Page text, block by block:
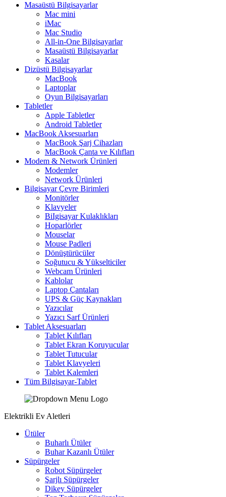
Masaüstü Bilgisayarlar
Mac mini
iMac
Mac Studio
All-in-One Bilgisayarlar
Masaüstü Bilgisayarlar
Kasalar
Dizüstü Bilgisayarlar
MacBook
Laptoplar
Oyun Bilgisayarları
Tabletler
Apple Tabletler
Android Tabletler
MacBook Aksesuarları
MacBook Şarj Cihazları
MacBook Çanta ve Kılıfları
Modem & Network Ürünleri
Modemler
Network Ürünleri
Bilgisayar Çevre Birimleri
Monitörler
Klavyeler
BiIgisayar Kulaklıkları
Hoparlörler
Mouselar
Mouse Padleri
Dönüştürücüler
Soğutucu & Yükselticiler
Webcam Ürünleri
Kablolar
Laptop Çantaları
UPS & Güç Kaynakları
Yazıcılar
Yazıcı Sarf Ürünleri
Tablet Aksesuarları
Tablet Kılıfları
Tablet Ekran Koruyucular
Tablet Tutucular
Tablet Klavyeleri
Tablet Kalemleri
Tüm Bilgisayar-Tablet
Elektrikli Ev Aletleri
Ütüler
Buharlı Ütüler
Buhar Kazanlı Ütüler
Süpürgeler
Robot Süpürgeler
Şarjlı Süpürgeler
Dikey Süpürgeler